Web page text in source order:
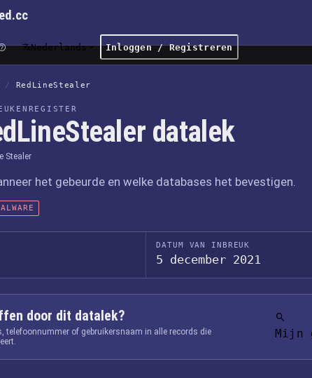
Nederlands Inloggen / Registreren
/ RedLineStealer
datalek
Stealer
het gebeurde en welke databases het bevestigen.
DATUM VAN INBREUK
5 december 2021
door dit datalek?
telefoonnummer of gebruikersnaam in alle records die
Mijn